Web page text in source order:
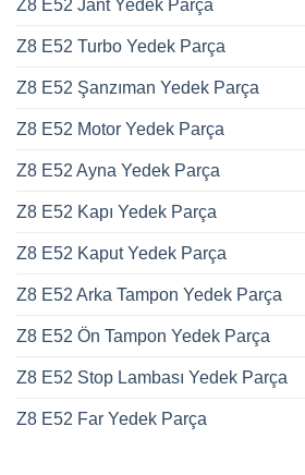
Z8 E52 Jant Yedek Parça
Z8 E52 Turbo Yedek Parça
Z8 E52 Şanzıman Yedek Parça
Z8 E52 Motor Yedek Parça
Z8 E52 Ayna Yedek Parça
Z8 E52 Kapı Yedek Parça
Z8 E52 Kaput Yedek Parça
Z8 E52 Arka Tampon Yedek Parça
Z8 E52 Ön Tampon Yedek Parça
Z8 E52 Stop Lambası Yedek Parça
Z8 E52 Far Yedek Parça